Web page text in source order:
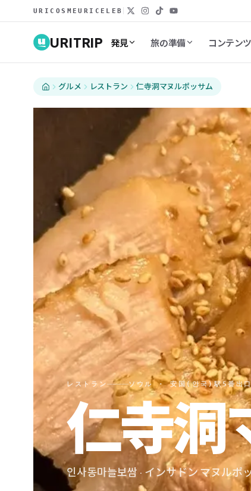
URICOSMEURICELEB
URITRIP 発見 旅の準備 コンテンツ
グルメ レストラン 仁寺洞マヌルポッサム
レストラン ソウル · 安国(안국)駅5番出口
仁寺洞
인사동마늘보쌈 · インサドン マヌルポ